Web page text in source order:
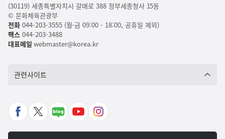
(30119) 세종특별자치시 갈매로 388 정부세종청사 15동
© 문화체육관광부
전화044-203-3555 (월-금 09:00 - 18:00, 공휴일 제외)
팩스 044-203-3488
대표메일 webmaster@korea.kr
관련사이트
페
X
네
유
인